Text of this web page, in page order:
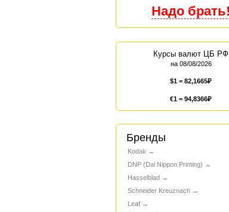
Курсы валют ЦБ РФ
на 08/08/2026
$1 =82,1665
€1 =94,8366
Бренды
Kodak
DNP (Dai Nippon Printing)
Hasselblad
Schneider Kreuznach
Leaf